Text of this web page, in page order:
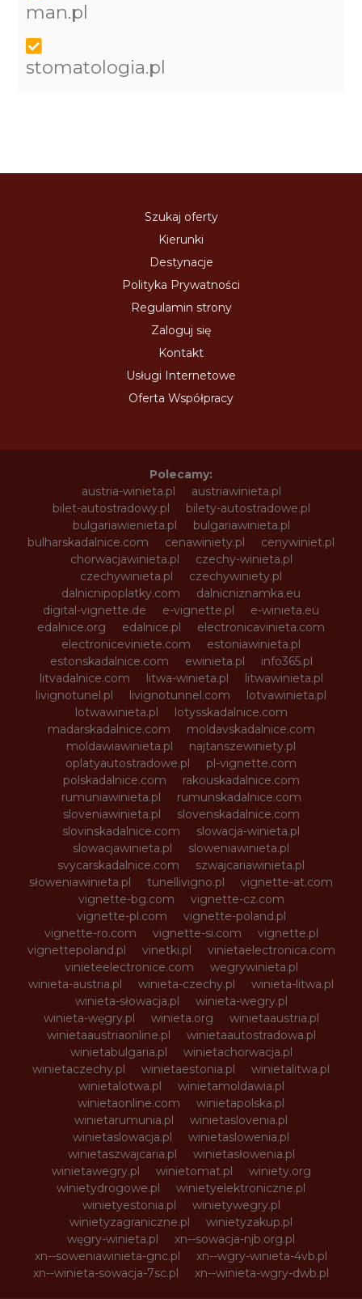
man.pl
stomatologia.pl
Szukaj oferty
Kierunki
Destynacje
Polityka Prywatności
Regulamin strony
Zaloguj się
Kontakt
Usługi Internetowe
Oferta Współpracy
Polecamy:
austria-winieta.pl
austriawinieta.pl
bilet-autostradowy.pl
bilety-autostradowe.pl
bulgariawienieta.pl
bulgariawinieta.pl
bulharskadalnice.com
cenawiniety.pl
cenywiniet.pl
chorwacjawinieta.pl
czechy-winieta.pl
czechywinieta.pl
czechywiniety.pl
dalnicnipoplatky.com
dalnicniznamka.eu
digital-vignette.de
e-vignette.pl
e-winieta.eu
edalnice.org
edalnice.pl
electronicavinieta.com
electroniceviniete.com
estoniawinieta.pl
estonskadalnice.com
ewinieta.pl
info365.pl
litvadalnice.com
litwa-winieta.pl
litwawinieta.pl
livignotunel.pl
livignotunnel.com
lotvawinieta.pl
lotwawinieta.pl
lotysskadalnice.com
madarskadalnice.com
moldavskadalnice.com
moldawiawinieta.pl
najtanszewiniety.pl
oplatyautostradowe.pl
pl-vignette.com
polskadalnice.com
rakouskadalnice.com
rumuniawinieta.pl
rumunskadalnice.com
sloveniawinieta.pl
slovenskadalnice.com
slovinskadalnice.com
slowacja-winieta.pl
slowacjawinieta.pl
sloweniawinieta.pl
svycarskadalnice.com
szwajcariawinieta.pl
słoweniawinieta.pl
tunellivigno.pl
vignette-at.com
vignette-bg.com
vignette-cz.com
vignette-pl.com
vignette-poland.pl
vignette-ro.com
vignette-si.com
vignette.pl
vignettepoland.pl
vinetki.pl
vinietaelectronica.com
vinieteelectronice.com
wegrywinieta.pl
winieta-austria.pl
winieta-czechy.pl
winieta-litwa.pl
winieta-słowacja.pl
winieta-wegry.pl
winieta-węgry.pl
winieta.org
winietaaustria.pl
winietaaustriaonline.pl
winietaautostradowa.pl
winietabulgaria.pl
winietachorwacja.pl
winietaczechy.pl
winietaestonia.pl
winietalitwa.pl
winietalotwa.pl
winietamoldawia.pl
winietaonline.com
winietapolska.pl
winietarumunia.pl
winietaslovenia.pl
winietaslowacja.pl
winietaslowenia.pl
winietaszwajcaria.pl
winietasłowenia.pl
winietawegry.pl
winietomat.pl
winiety.org
winietydrogowe.pl
winietyelektroniczne.pl
winietyestonia.pl
winietywegry.pl
winietyzagraniczne.pl
winietyzakup.pl
węgry-winieta.pl
xn--sowacja-njb.org.pl
xn--soweniawinieta-gnc.pl
xn--wgry-winieta-4vb.pl
xn--winieta-sowacja-7sc.pl
xn--winieta-wgry-dwb.pl